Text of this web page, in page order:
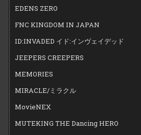
EDENS ZERO
FNC KINGDOM IN JAPAN
ID:INVADED イド:インヴェイデッド
JEEPERS CREEPERS
MEMORIES
MIRACLE/ミラクル
MovieNEX
MUTEKING THE Dancing HERO